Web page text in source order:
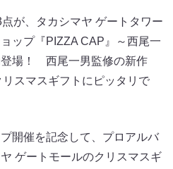
が、タカシマヤ ゲートタワー
ップ『PIZZA CAP』～西尾一
場！ 西尾一男監修の新作
リスマスギフトにピッタリで
開催を記念して、プロアルバ
ゲートモールのクリスマスギ